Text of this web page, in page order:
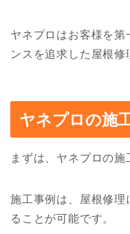
ヤネプロはお客様を
ンスを追求した屋根修
ヤネプロの施
まずは、ヤネプロの施
施工事例は、屋根修理
ることが可能です。